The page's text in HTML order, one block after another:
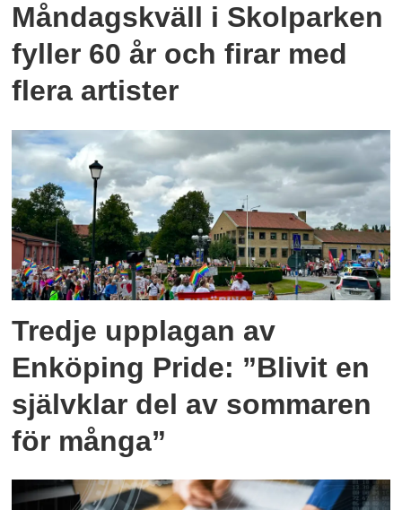
Måndagskväll i Skolparken
fyller 60 år och firar med
flera artister
Tredje upplagan av
Enköping Pride: ”Blivit en
självklar del av sommaren
för många”